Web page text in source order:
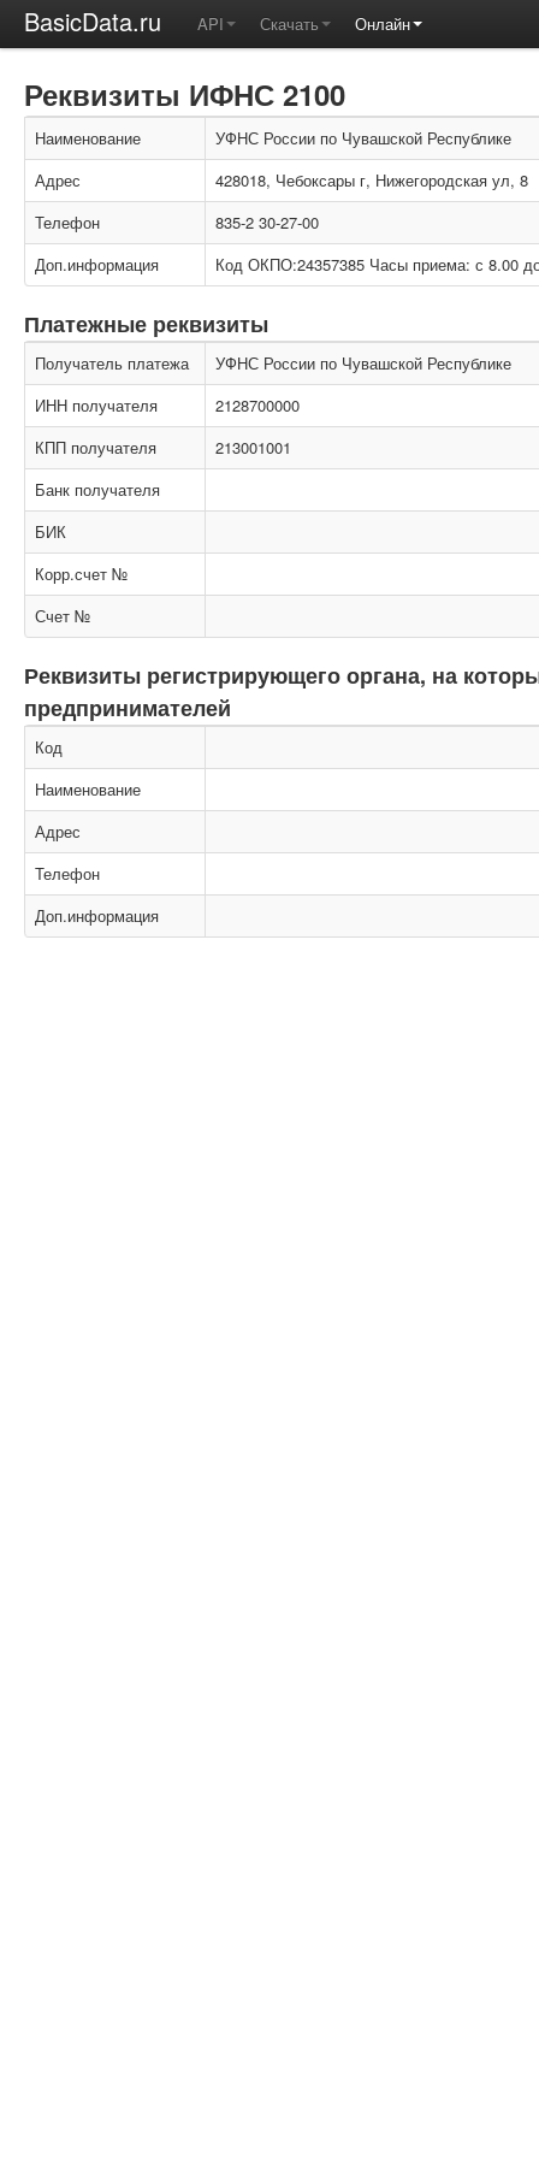
BasicData.ru API Скачать Онлайн
Реквизиты ИФНС 2100
Наименование
УФНС России по Чувашской Республике
Адрес
428018, Чебоксары г, Нижегородская ул, 8
Телефон
835-2 30-27-00
Доп.информация
Код ОКПО:24357385 Часы приема: с 8.00
Платежные реквизиты
Получатель платежа
УФНС России по Чувашской Республике
ИНН получателя
2128700000
КПП получателя
213001001
Банк получателя
БИК
Корр.счет №
Счет №
Реквизиты регистрирующего органа, на
предпринимателей
Код
Наименование
Адрес
Телефон
Доп.информация